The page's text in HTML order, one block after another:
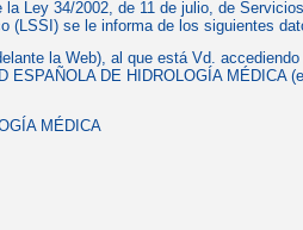
Ley 34/2002, de 11 de julio, de
(LSSI) se le informa de los siguientes
la Web), al que está Vd.
ESPAÑOLA DE HIDROLOGÍA MÉDICA
MÉDICA